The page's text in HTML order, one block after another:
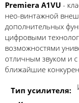
Premiera A1VU -
нео-винтажной
дополнительных
цифровыми
возможностями
отличным звуком и
ближайшие
Тип усилителя: